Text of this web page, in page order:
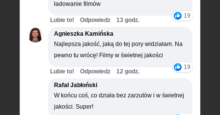
ładowanie filmów
19
Lubie to! Odpowiedz
13 godz.
Agnieszka Kamińska
Najlepsza jakość, jaką do tej pory widziałam. Na
pewno tu wrócę! Filmy w świetnej jakości
19
Lubie to! Odpowiedz
12 godz.
Rafał Jabłoński
W końcu coś, co działa bez zarzutów i w świetnej
jakości. Super!